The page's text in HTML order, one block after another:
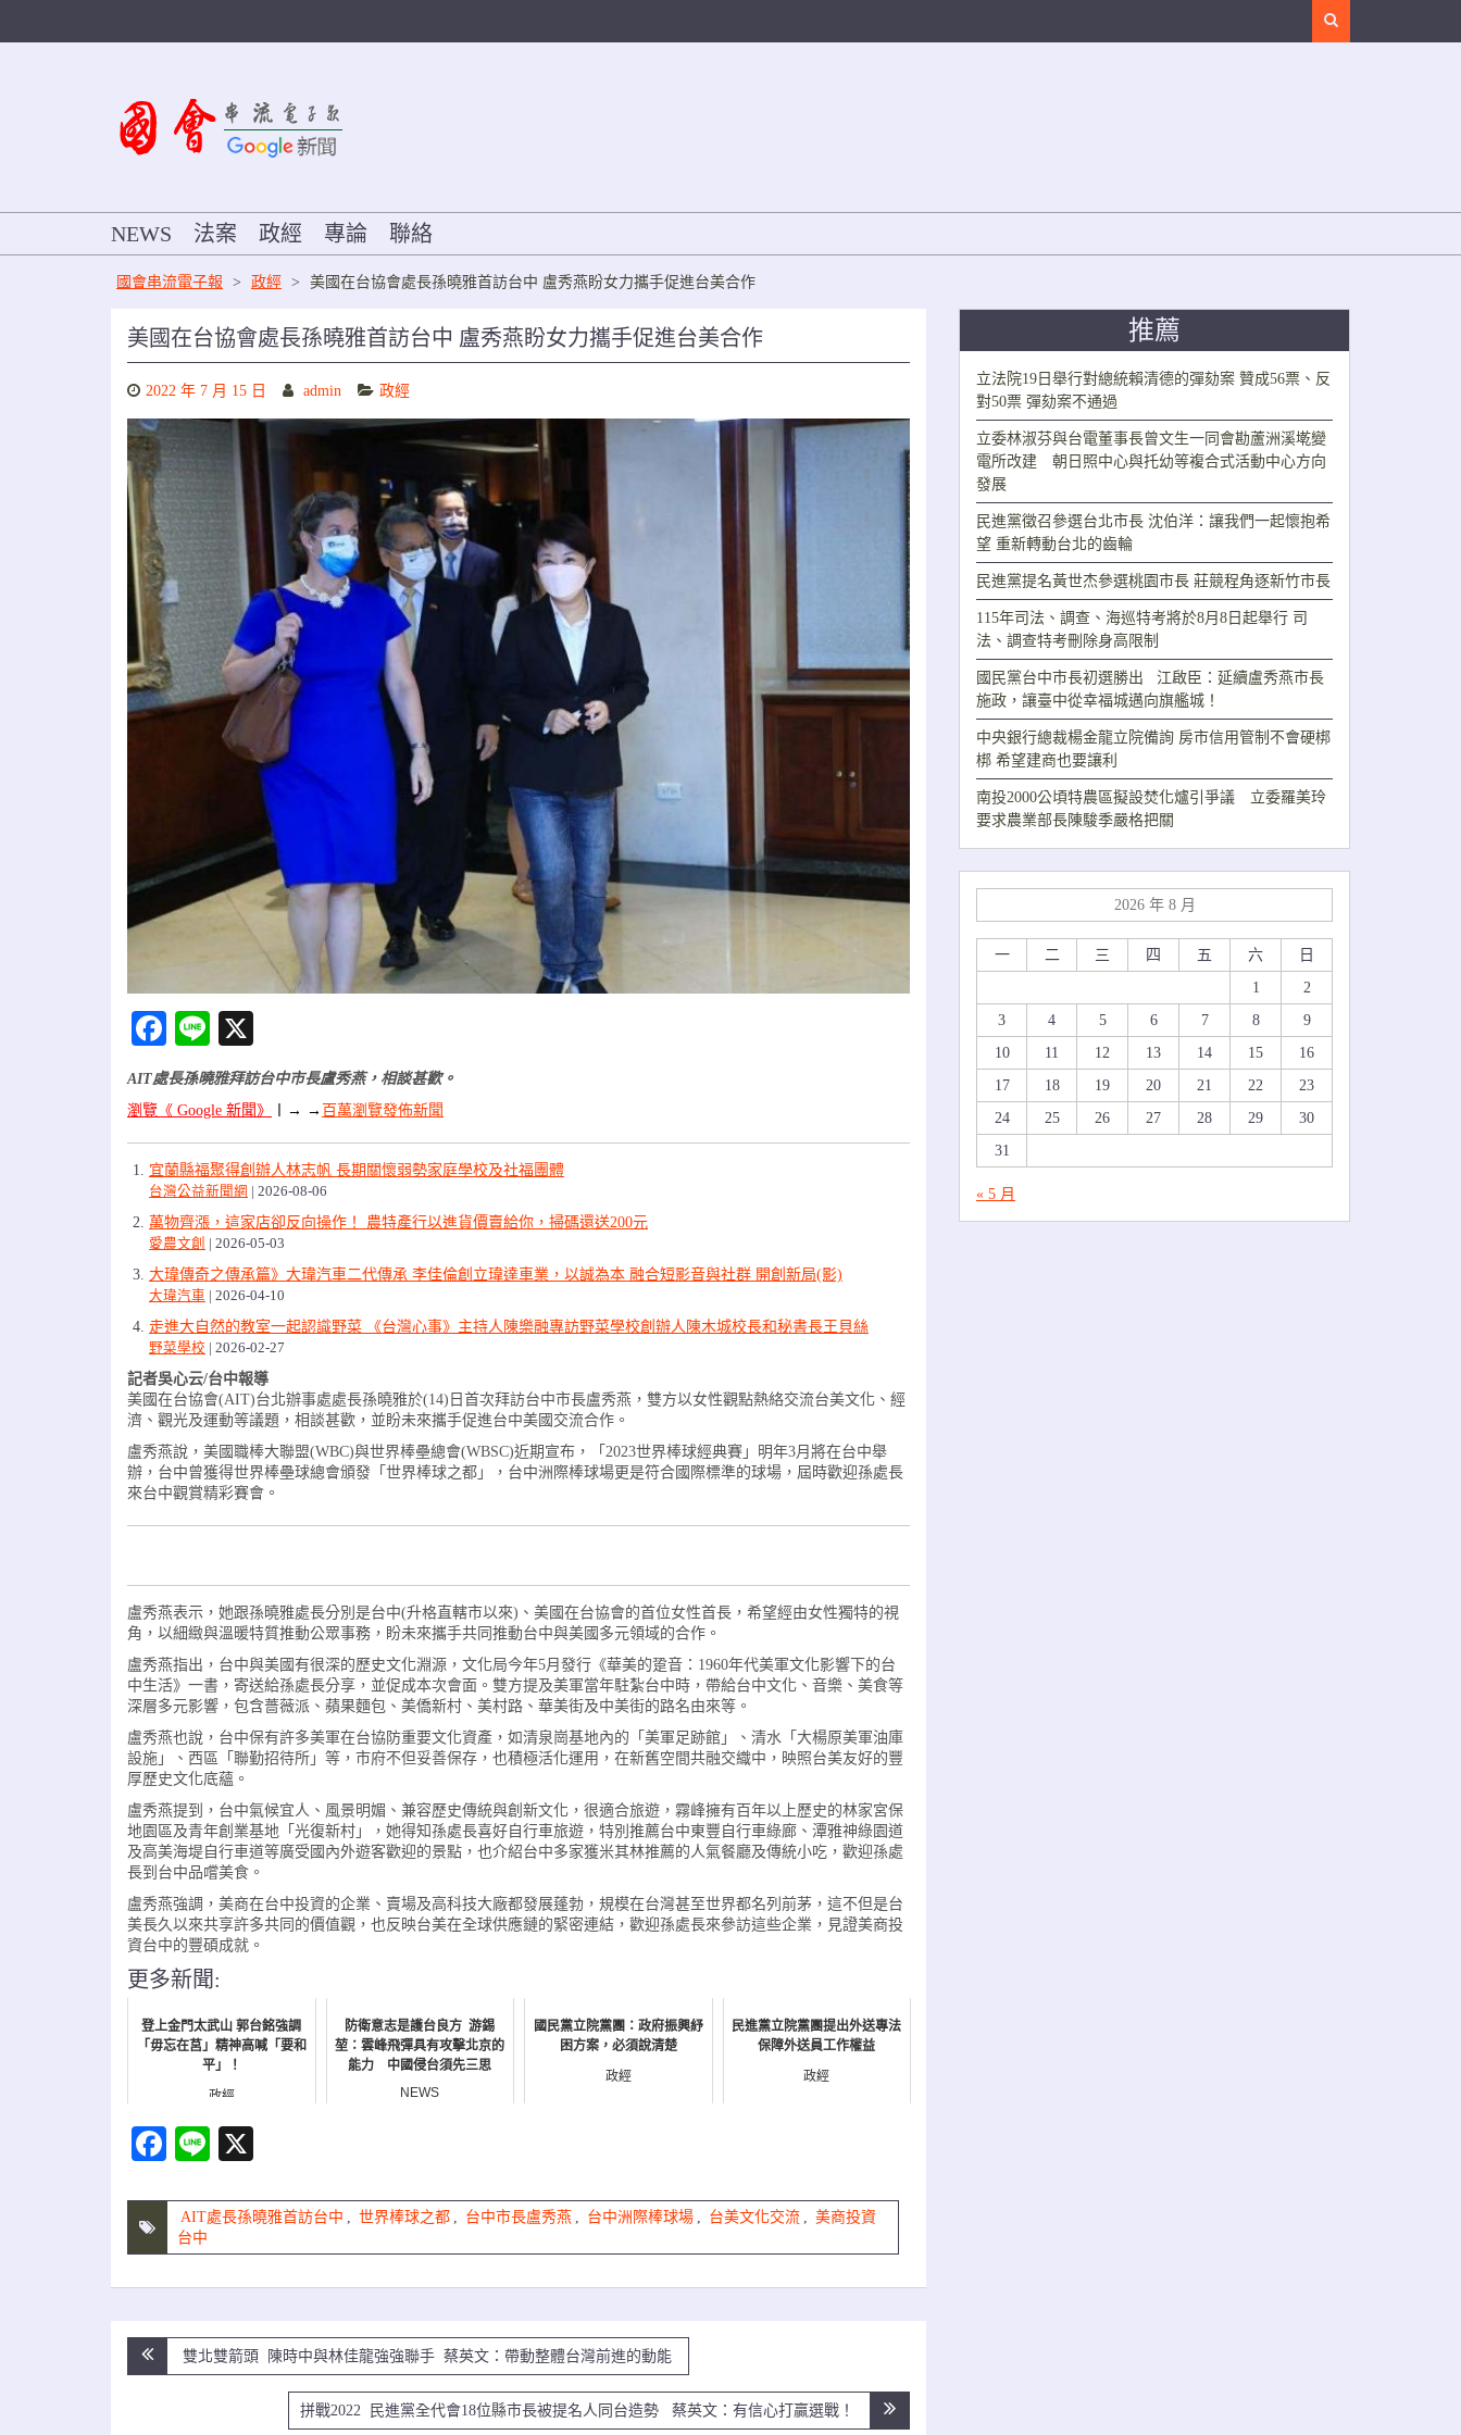
NEWS 法案 政經 專論 聯絡
國會串流電子報 > 政經 > 美國在台協會處長孫曉雅首訪台中 盧秀燕盼女力攜手促進台美合作
美國在台協會處長孫曉雅首訪台中 盧秀燕盼女力攜手促進台美合作
2022 年 7 月 15 日 admin 政經
Facebook
Line
AIT處長孫曉雅拜訪台中市長盧秀燕，相談甚歡。
瀏覽《 Google 新聞》
→ → 百萬瀏覽發佈新聞
宜蘭縣福聚得創辦人林志帆 長期關懷弱勢家庭學校及社福團體
台灣公益新聞網 2026-08-06
萬物齊漲，這家店卻反向操作！ 農特產行以進貨價賣給你，掃碼還送200元
愛農文創 2026-05-03
大瑋傳奇之傳承篇》大瑋汽車二代傳承 李佳倫創立瑋達車業，以誠為本 融合短影音與社群 開創新局(影)
大瑋汽車 2026-04-10
走進大自然的教室一起認識野菜 《台灣心事》主持人陳樂融專訪野菜學校創辦人陳木城校長和秘書長王貝絲
野菜學校 2026-02-27
記者吳心云/台中報導
美國在台協會(AIT)台北辦事處處長孫曉雅於(14)日首次拜訪台中市長盧秀燕，雙方以女性觀點熱絡交流台美文化、經
濟、觀光及運動等議題，相談甚歡，並盼未來攜手促進台中美國交流合作。
盧秀燕說，美國職棒大聯盟(WBC)與世界棒壘總會(WBSC)近期宣布，「2023世界棒球經典賽」明年3月將在台中舉
辦，台中曾獲得世界棒壘球總會頒發「世界棒球之都」，台中洲際棒球場更是符合國際標準的球場，屆時歡迎孫處長
來台中觀賞精彩賽會。
盧秀燕表示，她跟孫曉雅處長分別是台中(升格直轄市以來)、美國在台協會的首位女性首長，希望經由女性獨特的視
角，以細緻與溫暖特質推動公眾事務，盼未來攜手共同推動台中與美國多元領域的合作。
盧秀燕指出，台中與美國有很深的歷史文化淵源，文化局今年5月發行《華美的跫音：1960年代美軍文化影響下的台
中生活》一書，寄送給孫處長分享，並促成本次會面。雙方提及美軍當年駐紮台中時，帶給台中文化、音樂、美食等
深層多元影響，包含薔薇派、蘋果麵包、美僑新村、美村路、華美街及中美街的路名由來等。
盧秀燕也說，台中保有許多美軍在台協防重要文化資產，如清泉崗基地內的「美軍足跡館」、清水「大楊原美軍油庫
設施」、西區「聯勤招待所」等，市府不但妥善保存，也積極活化運用，在新舊空間共融交織中，映照台美友好的豐
厚歷史文化底蘊。
盧秀燕提到，台中氣候宜人、風景明媚、兼容歷史傳統與創新文化，很適合旅遊，霧峰擁有百年以上歷史的林家宮保
地園區及青年創業基地「光復新村」，她得知孫處長喜好自行車旅遊，特別推薦台中東豐自行車綠廊、潭雅神綠園道
及高美海堤自行車道等廣受國內外遊客歡迎的景點，也介紹台中多家獲米其林推薦的人氣餐廳及傳統小吃，歡迎孫處
長到台中品嚐美食。
盧秀燕強調，美商在台中投資的企業、賣場及高科技大廠都發展蓬勃，規模在台灣甚至世界都名列前茅，這不但是台
美長久以來共享許多共同的價值觀，也反映台美在全球供應鏈的緊密連結，歡迎孫處長來參訪這些企業，見證美商投
資台中的豐碩成就。
更多新聞:
登上金門太武山 郭台銘強調
「毋忘在莒」精神高喊「要和
平」！
政經
防衛意志是護台良方 游錫
堃：雲峰飛彈具有攻擊北京的
能力 中國侵台須先三思
NEWS
國民黨立院黨團：政府振興紓
困方案，必須說清楚
政經
民進黨立院黨團提出外送專法
保障外送員工作權益
政經
Facebook
Line
AIT處長孫曉雅首訪台中 世界棒球之都 台中市長盧秀燕 台中洲際棒球場 台美文化交流
美商投資
台中
文
雙北雙箭頭 陳時中與林佳龍強強聯手 蔡英文：帶動整體台灣前進的動能
拼戰2022 民進黨全代會18位縣市長被提名人同台造勢 蔡英文：有信心打贏選戰！
推薦
立法院19日舉行對總統賴清德的彈劾案 贊成56票、反
對50票 彈劾案不通過
立委林淑芬與台電董事長曾文生一同會勘蘆洲溪墘變
電所改建 朝日照中心與托幼等複合式活動中心方向
發展
民進黨徵召參選台北市長 沈伯洋：讓我們一起懷抱希
望 重新轉動台北的齒輪
民進黨提名黃世杰參選桃園市長 莊競程角逐新竹市長
115年司法、調查、海巡特考將於8月8日起舉行 司
法、調查特考刪除身高限制
國民黨台中市長初選勝出 江啟臣：延續盧秀燕市長
施政，讓臺中從幸福城邁向旗艦城！
中央銀行總裁楊金龍立院備詢 房市信用管制不會硬梆
梆 希望建商也要讓利
南投2000公頃特農區擬設焚化爐引爭議 立委羅美玲
要求農業部長陳駿季嚴格把關
2026 年 8 月
一 二 三 四 五 六
日
1
2
3
4 5 6 7 8
9
10
11 12 13 14 15
16
17
18 19 20 21 22
23
24
25 26 27 28 29
30
31
« 5 月